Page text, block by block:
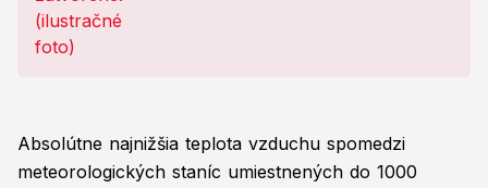
Absolútne najnižšia teplota vzduchu spomedzi
meteorologických staníc umiestnených do 1000